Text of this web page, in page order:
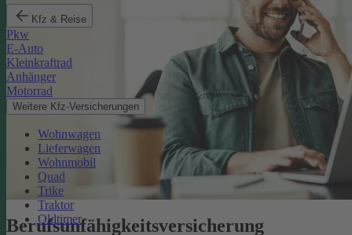
Kfz & Reise
Pkw
E-Auto
Kleinkraftrad
Anhänger
Motorrad
Weitere Kfz-Versicherungen
Wohnwagen
Lieferwagen
Wohnmobil
Quad
Trike
Traktor
Oldtimer
Berufsunfähigkeits­versicherung